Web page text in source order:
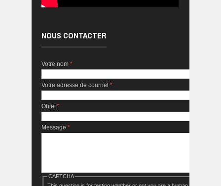
NOUS CONTACTER
Votre nom *
Votre adresse de courriel *
Objet*
Message *
CAPTCHA